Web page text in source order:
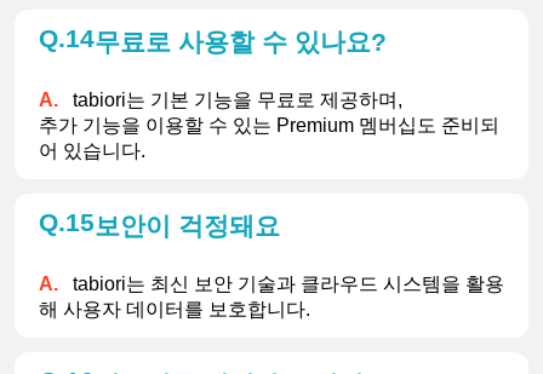
14무료로 사용할 수 있나요?
tabiori는 기본 기능을 무료로 제공하며,
추가 기능을 이용할 수 있는 Premium 멤버십도 준비되
어 있습니다.
15보안이 걱정돼요
tabiori는 최신 보안 기술과 클라우드 시스템을 활용
해 사용자 데이터를 보호합니다.